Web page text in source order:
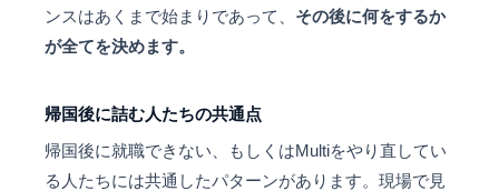
ンスはあくまで始まりであって、 その後に何をするか
が全てを決めます。
帰国後に詰む人たちの共通点
帰国後に就職できない、もしくはMultiをやり直してい
る人たちには共通したパターンがあります。現場で見